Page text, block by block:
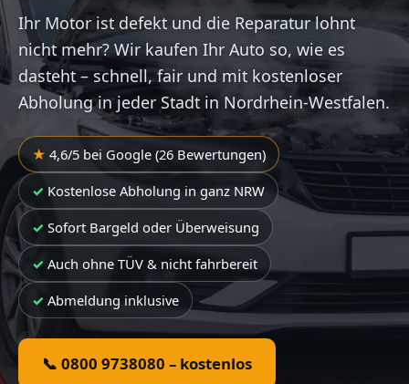
Ihr Motor ist defekt und die Reparatur lohnt
nicht mehr? Wir kaufen Ihr Auto so, wie es
dasteht – schnell, fair und mit kostenloser
Abholung in jeder Stadt in Nordrhein-Westfalen.
4,6/5 bei Google (26 Bewertungen)
Kostenlose Abholung in ganz NRW
Sofort Bargeld oder Überweisung
Auch ohne TÜV & nicht fahrbereit
Abmeldung inklusive
📞 0800 9738080 – kostenlos